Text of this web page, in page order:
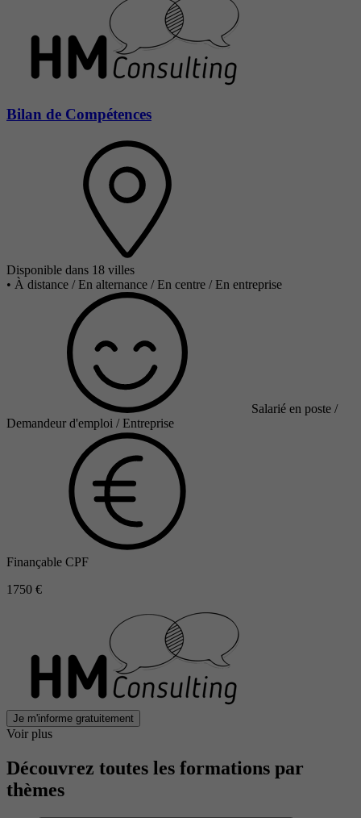
Bilan de Compétences
Disponible dans 18 villes
• À distance / En alternance / En centre / En entreprise
Salarié en poste /
Demandeur d'emploi / Entreprise
Finançable CPF
1750 €
Je m'informe gratuitement
Voir plus
Découvrez toutes les formations par
thèmes